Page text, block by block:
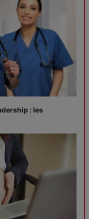
: les